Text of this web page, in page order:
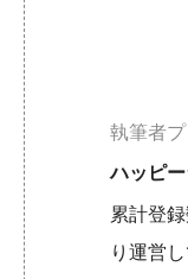
執筆者
ハッピ
累計登
り運営